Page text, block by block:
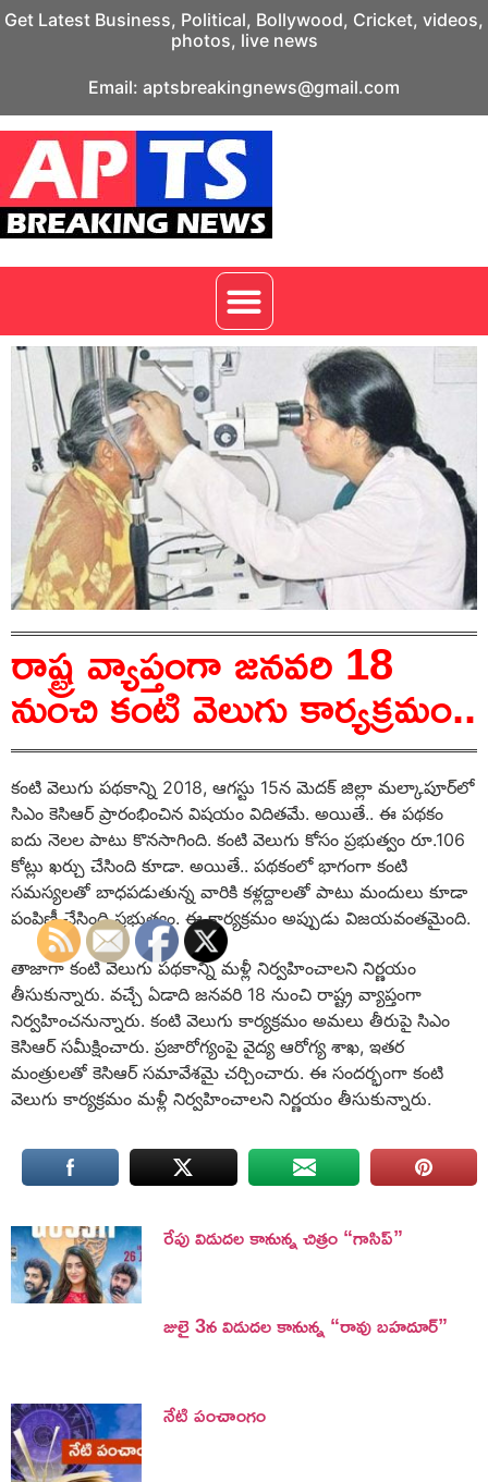
Get Latest Business, Political, Bollywood, Cricket, videos,
photos, live news
Email: aptsbreakingnews@gmail.com
రాష్ట్ర వ్యాప్తంగా జ‌న‌వ‌రి 18
నుంచి కంటి వెలుగు కార్య‌క్ర‌మం..
కంటి వెలుగు పథకాన్ని 2018, ఆగస్టు 15న మెదక్ జిల్లా మల్కాపూర్‌లో
సిఎం కెసిఆర్ ప్రారంభించిన విషయం విదిత‌మే. అయితే.. ఈ పథకం
ఐదు నెలల పాటు కొనసాగింది. కంటి వెలుగు కోసం ప్రభుత్వం రూ.106
కోట్లు ఖర్చు చేసింది కూడా. అయితే.. పథకంలో భాగంగా కంటి
స‌మ‌స్య‌ల‌తో బాధ‌ప‌డుతున్న వారికి కళ్లద్దాలతో పాటు మందులు కూడా
పంపిణీ చేసింది ప్ర‌భుత్వం. ఈ కార్య‌క్ర‌మం అప్పుడు విజ‌య‌వంత‌మైంది.
తాజాగా కంటి వెలుగు పథకాన్ని మ‌ళ్లీ నిర్వ‌హించాల‌ని నిర్ణయం
తీసుకున్నారు. వ‌చ్చే ఏడాది జ‌న‌వ‌రి 18 నుంచి రాష్ట్ర వ్యాప్తంగా
నిర్వ‌హించ‌నున్నారు. కంటి వెలుగు కార్య‌క్ర‌మం అమ‌లు తీరుపై సిఎం
కెసిఆర్ స‌మీక్షించారు. ప్ర‌జారోగ్యంపై వైద్య ఆరోగ్య శాఖ‌, ఇత‌ర
మంత్రుల‌తో కెసిఆర్ స‌మావేశ‌మై చ‌ర్చించారు. ఈ సంద‌ర్భంగా కంటి
వెలుగు కార్య‌క్ర‌మం మ‌ళ్లీ నిర్వ‌హించాల‌ని నిర్ణయం తీసుకున్నారు.
రేపు విడుదల కానున్న చిత్రం “గాసిప్”
జులై 3న విడుదల కానున్న “రావు బహదూర్”
నేటి పంచాంగం